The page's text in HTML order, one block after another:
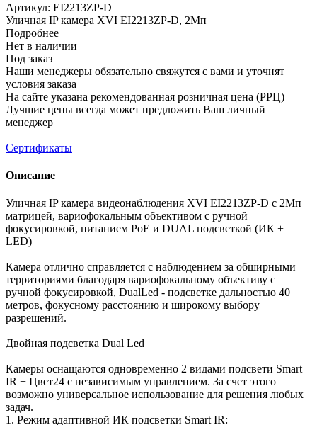
Артикул: EI2213ZP-D
Уличная IP камера XVI EI2213ZP-D, 2Мп
Подробнее
Нет в наличии
Под заказ
Наши менеджеры обязательно свяжутся с вами и уточнят
условия заказа
На сайте указана рекомендованная розничная цена (РРЦ)
Лучшие цены всегда может предложить Ваш личный
менеджер
Сертификаты
Описание
Уличная IP камера видеонаблюдения XVI EI2213ZP-D с 2Мп
матрицей, вариофокальным объективом с ручной
фокусировкой, питанием PoE и DUAL подсветкой (ИК +
LED)
Камера отлично справляется с наблюдением за обширными
территориями благодаря вариофокальному объективу с
ручной фокусировкой, DualLed - подсветке дальностью 40
метров, фокусному расстоянию и широкому выбору
разрешений.
Двойная подсветка Dual Led
Камеры оснащаются одновременно 2 видами подсвети Smart
IR + Цвет24 c независимым управлением. За счет этого
возможно универсальное использование для решения любых
задач.
1. Режим адаптивной ИК подсветки Smart IR: